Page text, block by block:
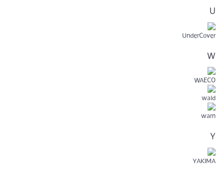
U
UnderCover
W
WAECO
wald
warn
Y
YAKIMA